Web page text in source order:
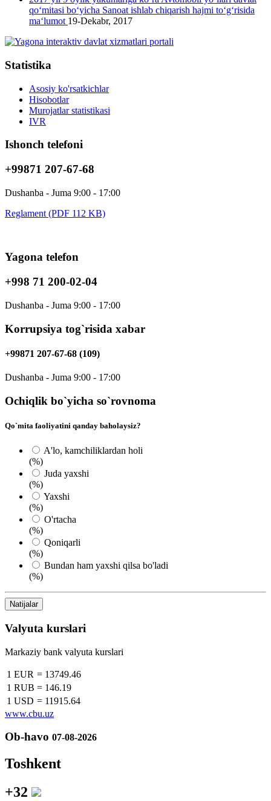
qo‘mitasi bo‘yicha Sanoat ishlab chiqarish hajmi to‘g‘risida
ma‘lumot 19-Dekabr, 2017
Statistika
Asosiy ko'rsatkichlar
Hisobotlar
Murojatlar statistikasi
IVR
Ishonch telefoni
+99871 207-67-68
Dushanba - Juma 9:00 - 17:00
Reglament (PDF 112 KB)
Yagona telefon
+998 71 200-02-04
Dushanba - Juma 9:00 - 17:00
Korrupsiya tog`risida xabar
+99871 207-67-68 (109)
Dushanba - Juma 9:00 - 17:00
Ochiqlik bo`yicha so`rovnoma
Qo`mita faoliyatini qanday baholaysiz?
A'lo, kamchiliklardan holi
(%)
Juda yaxshi
(%)
Yaxshi
(%)
O'rtacha
(%)
Qoniqarli
(%)
Bundan ham yaxshi qilsa bo'ladi
(%)
Natijalar
Valyuta kurslari
Markaziy bank valyuta kurslari
1 EUR = 13749.46
1 RUB = 146.19
1 USD = 11915.64
www.cbu.uz
Ob-havo 07-08-2026
Toshkent
+32